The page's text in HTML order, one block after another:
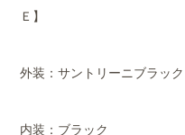
Ｅ】
外装：サントリーニブラック
内装：ブラック